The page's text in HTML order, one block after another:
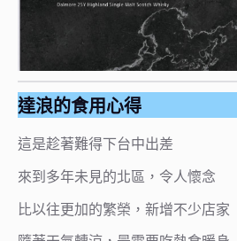
達浪的食用心得
這是趁著難得下台中出差
來到多年未見的北區，令人懷念
比以往更加的繁榮，新增不少店家